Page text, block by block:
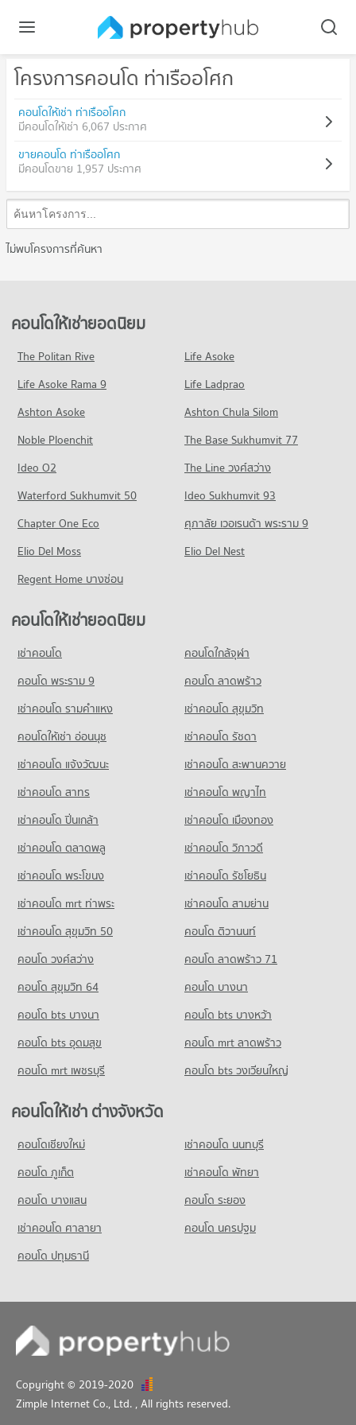
โครงการคอนโด ท่าเรืออโศก
คอนโดให้เช่า ท่าเรืออโศก
มีคอนโดให้เช่า 6,067 ประกาศ
ขายคอนโด ท่าเรืออโศก
มีคอนโดขาย 1,957 ประกาศ
ไม่พบโครงการที่ค้นหา
คอนโดให้เช่ายอดนิยม
The Politan Rive
Life Asoke
Life Asoke Rama 9
Life Ladprao
Ashton Asoke
Ashton Chula Silom
Noble Ploenchit
The Base Sukhumvit 77
Ideo O2
The Line วงศ์สว่าง
Waterford Sukhumvit 50
Ideo Sukhumvit 93
Chapter One Eco
ศุภาลัย เวอเรนด้า พระราม 9
Elio Del Moss
Elio Del Nest
Regent Home บางซ่อน
คอนโดให้เช่ายอดนิยม
เช่าคอนโด
คอนโดใกล้จุฬา
คอนโด พระราม 9
คอนโด ลาดพร้าว
เช่าคอนโด รามคําแหง
เช่าคอนโด สุขุมวิท
คอนโดให้เช่า อ่อนนุช
เช่าคอนโด รัชดา
เช่าคอนโด แจ้งวัฒนะ
เช่าคอนโด สะพานควาย
เช่าคอนโด สาทร
เช่าคอนโด พญาไท
เช่าคอนโด ปิ่นเกล้า
เช่าคอนโด เมืองทอง
เช่าคอนโด ตลาดพลู
เช่าคอนโด วิภาวดี
เช่าคอนโด พระโขนง
เช่าคอนโด รัชโยธิน
เช่าคอนโด mrt ท่าพระ
เช่าคอนโด สามย่าน
เช่าคอนโด สุขุมวิท 50
คอนโด ติวานนท์
คอนโด วงศ์สว่าง
คอนโด ลาดพร้าว 71
คอนโด สุขุมวิท 64
คอนโด บางนา
คอนโด bts บางนา
คอนโด bts บางหว้า
คอนโด bts อุดมสุข
คอนโด mrt ลาดพร้าว
คอนโด mrt เพชรบุรี
คอนโด bts วงเวียนใหญ่
คอนโดให้เช่า ต่างจังหวัด
คอนโดเชียงใหม่
เช่าคอนโด นนทบุรี
คอนโด ภูเก็ต
เช่าคอนโด พัทยา
คอนโด บางแสน
คอนโด ระยอง
เช่าคอนโด ศาลายา
คอนโด นครปฐม
คอนโด ปทุมธานี
Copyright © 2019-2020
Zimple Internet Co., Ltd. , All rights reserved.